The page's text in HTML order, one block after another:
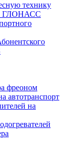
технику
ГЛОНАСС
фреоном
автотранспорт
на